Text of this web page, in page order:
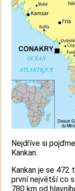
Nejdříve si
Kankan.
Kankan je se 472
první největší co
780 km od